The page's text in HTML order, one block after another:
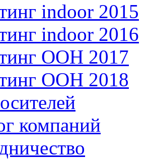
indoor 2015
indoor 2016
OOH 2017
OOH 2018
компаний